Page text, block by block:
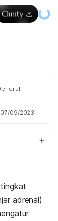
09/2023
adrenal)